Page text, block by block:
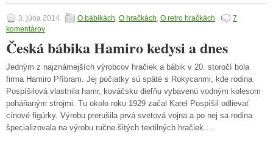
3. júna 2014 O bábikách, O hračkách, O retro hračkách
7
komentárov
Česká bábika Hamiro kedysi a dnes
Jedným z najznámejších výrobcov hračiek a bábik v 20. storočí bola
firma Hamiro Příbram. Jej počiatky sú späté s Rokycanmi, kde rodina
Pospíšilová vlastnila hamr, kováčsku dieľňu vybavenú vodným kolesom
poháňaným strojmi. Tu okolo roku 1929 začal Karel Pospíšil odlievať
cínové figúrky. Výrobu prerušila prvá svetová vojna a po nej sa rodina
špecializovala na výrobu ručne šitých textilných hračiek.…